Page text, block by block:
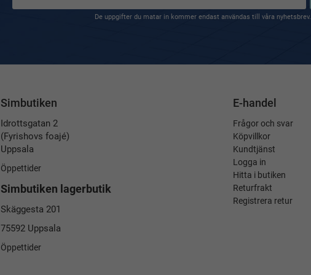
De uppgifter du matar in kommer endast användas till våra nyhetsbrev.
Simbutiken
Idrottsgatan 2
(Fyrishovs foajé)
Uppsala
Öppettider
Simbutiken lagerbutik
Skäggesta 201
75592 Uppsala
Öppettider
E-handel
Frågor och svar
Köpvillkor
Kundtjänst
Logga in
Hitta i butiken
Returfrakt
Registrera retur